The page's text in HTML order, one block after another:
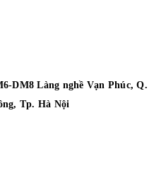
DM8 Làng nghề Vạn Phúc, Q.
Tp. Hà Nội